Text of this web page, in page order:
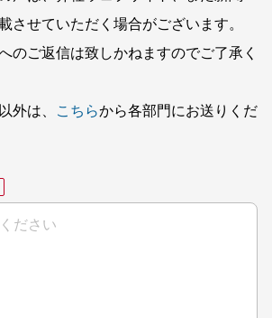
させていただく場合がございます。
のご返信は致しかねますのでご了承く
外は、
こちらから各部門にお送りくだ